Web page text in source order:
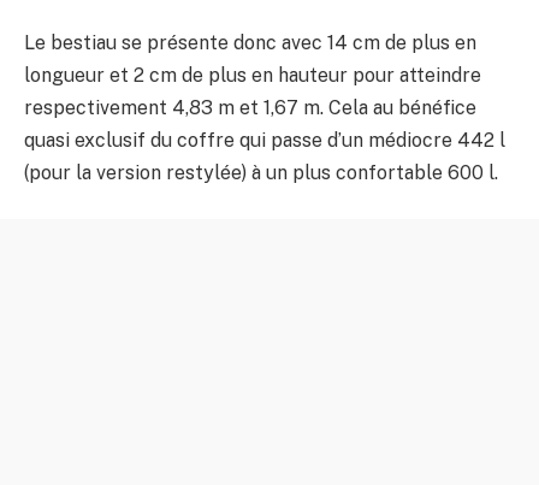
Le bestiau se présente donc avec 14 cm de plus en
longueur et 2 cm de plus en hauteur pour atteindre
respectivement 4,83 m et 1,67 m. Cela au bénéfice
quasi exclusif du coffre qui passe d’un médiocre 442 l
(pour la version restylée) à un plus confortable 600 l.